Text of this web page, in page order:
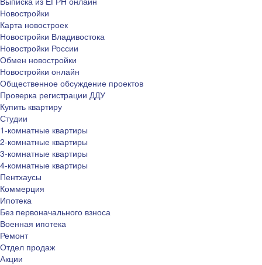
Новостройки
Карта новостроек
Новостройки Владивостока
Новостройки России
Обмен новостройки
Новостройки онлайн
Общественное обсуждение проектов
Проверка регистрации ДДУ
Купить квартиру
Студии
1-комнатные квартиры
2-комнатные квартиры
3-комнатные квартиры
4-комнатные квартиры
Пентхаусы
Коммерция
Ипотека
Без первоначального взноса
Военная ипотека
Ремонт
Отдел продаж
Акции